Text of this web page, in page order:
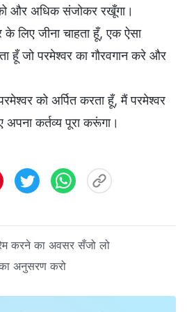
और अधिक संजोकर रखूँगा।
लिए जीना चाहता हूँ, एक ऐसा
हूँ जो परमेश्वर का गौरवगान करे और
को अर्पित करता हूँ, मैं परमेश्वर
कर्तव्य पूरा करूंगा।
करने का अवसर सँजो लो
अनुसरण करो